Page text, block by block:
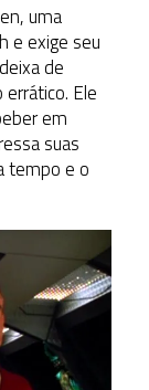
uma
e exige seu
de
Ele
em
suas
tempo e o